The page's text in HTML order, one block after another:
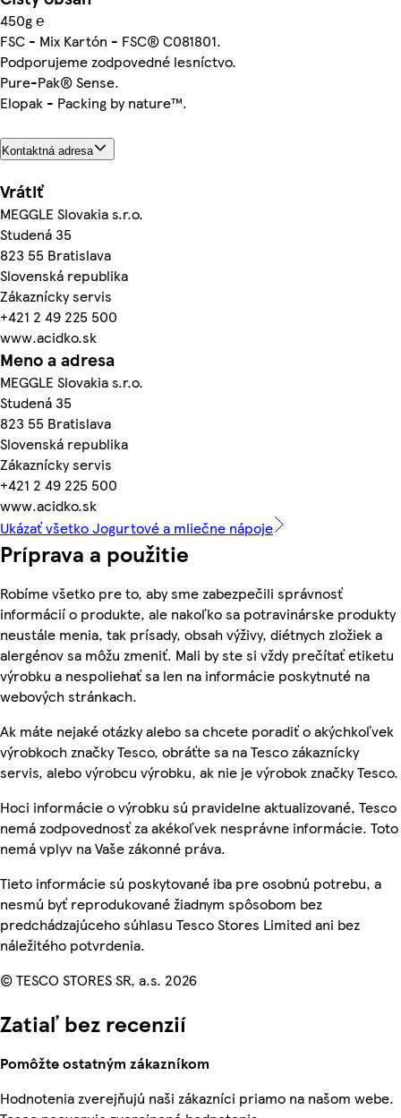
450g ℮
FSC - Mix Kartón - FSC® C081801.
Podporujeme zodpovedné lesníctvo.
Pure-Pak® Sense.
Elopak - Packing by nature™.
Kontaktná adresa
Vrátiť
MEGGLE Slovakia s.r.o.
Studená 35
823 55 Bratislava
Slovenská republika
Zákaznícky servis
+421 2 49 225 500
www.acidko.sk
Meno a adresa
MEGGLE Slovakia s.r.o.
Studená 35
823 55 Bratislava
Slovenská republika
Zákaznícky servis
+421 2 49 225 500
www.acidko.sk
Ukázať všetko Jogurtové a mliečne nápoje
Príprava a použitie
Robíme všetko pre to, aby sme zabezpečili správnosť
informácií o produkte, ale nakoľko sa potravinárske produkty
neustále menia, tak prísady, obsah výživy, diétnych zložiek a
alergénov sa môžu zmeniť. Mali by ste si vždy prečítať etiketu
výrobku a nespoliehať sa len na informácie poskytnuté na
webových stránkach.
Ak máte nejaké otázky alebo sa chcete poradiť o akýchkoľvek
výrobkoch značky Tesco, obráťte sa na Tesco zákaznícky
servis, alebo výrobcu výrobku, ak nie je výrobok značky Tesco.
Hoci informácie o výrobku sú pravidelne aktualizované, Tesco
nemá zodpovednosť za akékoľvek nesprávne informácie. Toto
nemá vplyv na Vaše zákonné práva.
Tieto informácie sú poskytované iba pre osobnú potrebu, a
nesmú byť reprodukované žiadnym spôsobom bez
predchádzajúceho súhlasu Tesco Stores Limited ani bez
náležitého potvrdenia.
© TESCO STORES SR, a.s. 2026
Zatiaľ bez recenzií
Pomôžte ostatným zákazníkom
Hodnotenia zverejňujú naši zákazníci priamo na našom webe.